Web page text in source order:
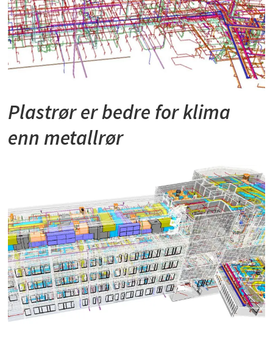
Plastrør er bedre for klima
enn metallrør